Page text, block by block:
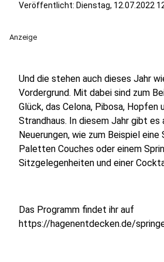
Veröffentlicht: Dienstag, 12.07.2022
Anzeige
Und die stehen auch dieses Jahr
Vordergrund. Mit dabei sind zum
Glück, das Celona, Pibosa, Hopfen
Strandhaus. In diesem Jahr gibt es
Neuerungen, wie zum Beispiel eine
Paletten Couches oder einem
Sitzgelegenheiten und einer
Das Programm findet ihr auf
https://hagenentdecken.de/